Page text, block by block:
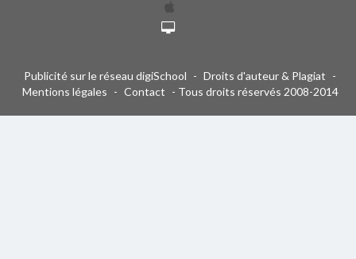
Publicité sur le réseau digiSchool - Droits d'auteur & Plagiat -
Mentions légales - Contact - Tous droits réservés 2008-2014